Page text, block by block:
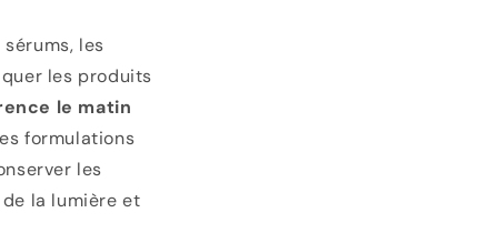
les
les produits
le matin
formulations
les
la lumière et